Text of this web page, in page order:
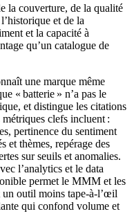
la couverture, de la qualité
et de la
et la capacité à
qu’un catalogue de
une marque même
« batterie » n’a pas le
et distingue les citations
métriques clefs incluent :
pertinence du sentiment
et thèmes, repérage des
sur seuils et anomalies.
l’analytics et le data
permet le MMM et les
un outil moins tape-à-l’œil
qui confond volume et